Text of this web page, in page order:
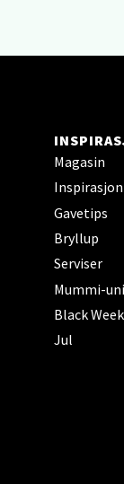
Magasin
Inspirasjon
Gavetips
Bryllup
Serviser
Mummi-
Black Week
Jul